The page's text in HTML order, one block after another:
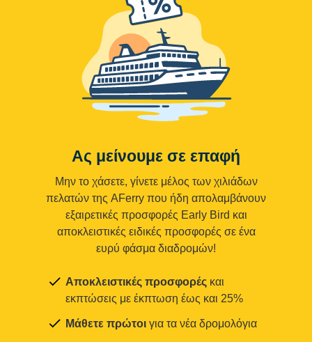
Ας μείνουμε σε επαφή
Μην το χάσετε, γίνετε μέλος των χιλιάδων
πελατών της AFerry που ήδη απολαμβάνουν
εξαιρετικές προσφορές Early Bird και
αποκλειστικές ειδικές προσφορές σε ένα
ευρύ φάσμα διαδρομών!
Αποκλειστικές προσφορές και
εκπτώσεις με έκπτωση έως και 25%
Μάθετε πρώτοι για τα νέα δρομολόγια